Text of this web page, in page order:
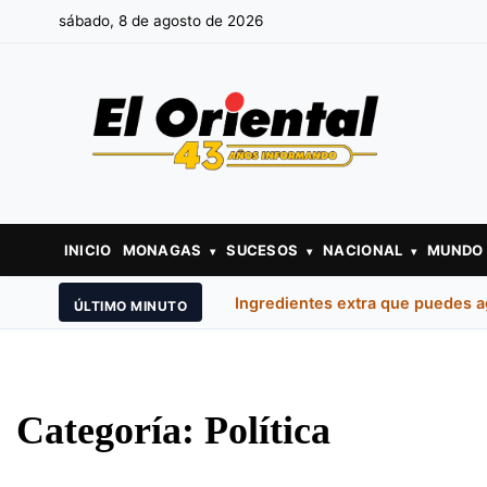
sábado, 8 de agosto de 2026
INICIO MONAGAS ▾ SUCESOS ▾ NACIONAL ▾ MUNDO
ÚLTIMO MINUTO Ingredientes extra que puedes
Categoría: Política